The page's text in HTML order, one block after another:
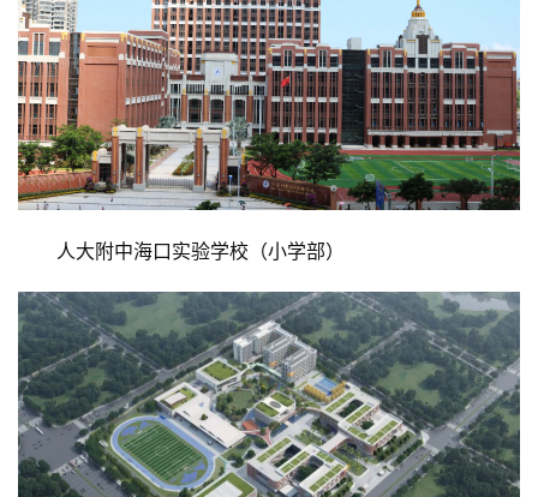
人大附中海口实验学校（小学部）